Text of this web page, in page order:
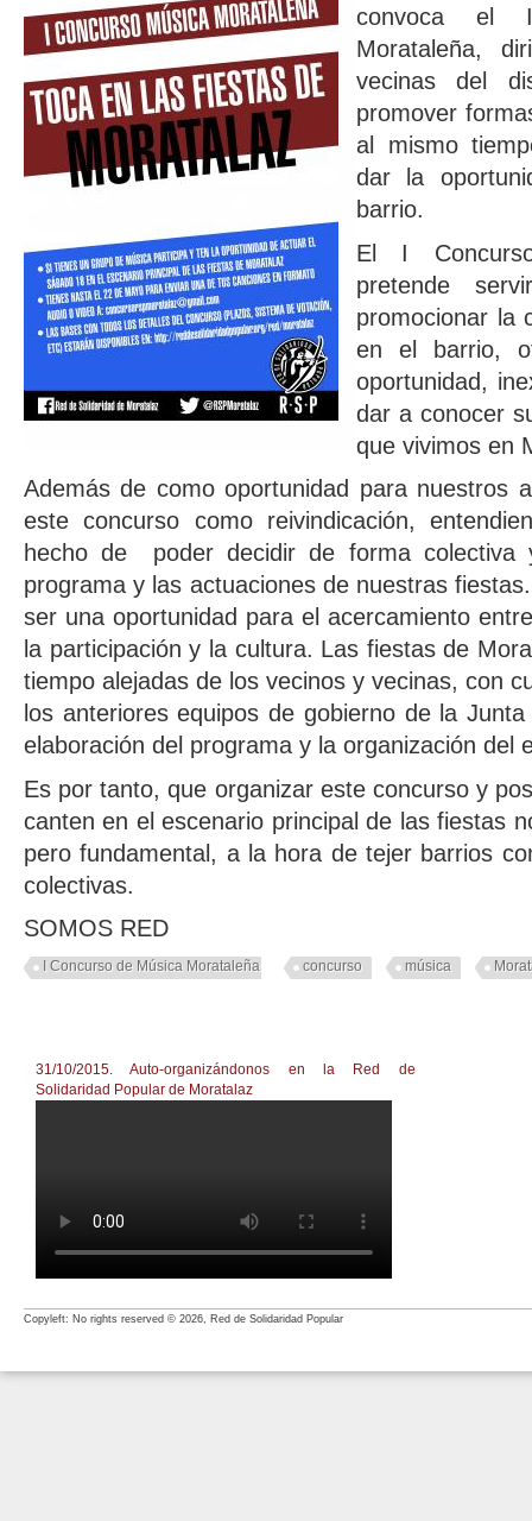
convoca el
Morataleña,
vecinas del
promover
al mismo
dar la
barrio.
El I
pretende
promocionar la
en el barrio,
oportunidad,
dar a conocer
que vivimos en
Además de como oportunidad para nuestros
este concurso como reivindicación,
hecho de poder decidir de forma colectiva
programa y las actuaciones de nuestras
ser una oportunidad para el acercamiento
la participación y la cultura. Las fiestas de
tiempo alejadas de los vecinos y vecinas, con
los anteriores equipos de gobierno de la
elaboración del programa y la organización del
Es por tanto, que organizar este concurso y
canten en el escenario principal de las fiestas
pero fundamental, a la hora de tejer barrios
colectivas.
SOMOS RED
I Concurso de Música Morataleña concurso música
31/10/2015. Auto-organizándonos en la Red de
Solidaridad Popular de Moratalaz
Copyleft: No rights reserved © 2026, Red de Solidaridad Popular